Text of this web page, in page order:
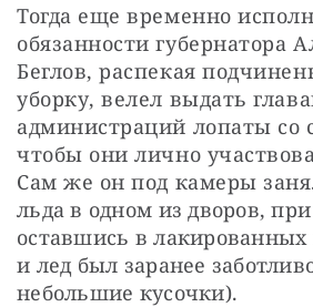
Тогда еще временно
обязанности губернатора
Беглов, распекая
уборку, велел выдать
администраций лопаты со
чтобы они лично
Сам же он под камеры
льда в одном из дворов,
оставшись в лакированных
и лед был заранее
небольшие кусочки).